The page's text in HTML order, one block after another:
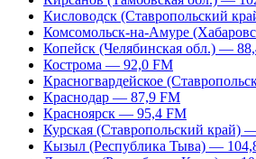
Кисловодск (Ставропольский
Комсомольск-на-Амуре
Копейск (Челябинская обл.) —
Кострома — 92,0 FM
Красногвардейское
Краснодар — 87,9 FM
Красноярск — 95,4 FM
Курская (Ставропольский край)
Кызыл (Республика Тыва) —